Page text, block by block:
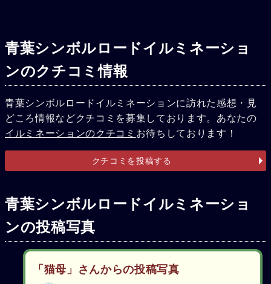
青葉シンボルロードイルミネーショ
ンのクチコミ情報
青葉シンボルロードイルミネーションに訪れた感想・見
どころ情報などクチコミを募集しております。あなたの
イルミネーションのクチコミ お待ちしております！
クチコミを投稿する
青葉シンボルロードイルミネーショ
ンの投稿写真
「猫母」さんからの投稿写真